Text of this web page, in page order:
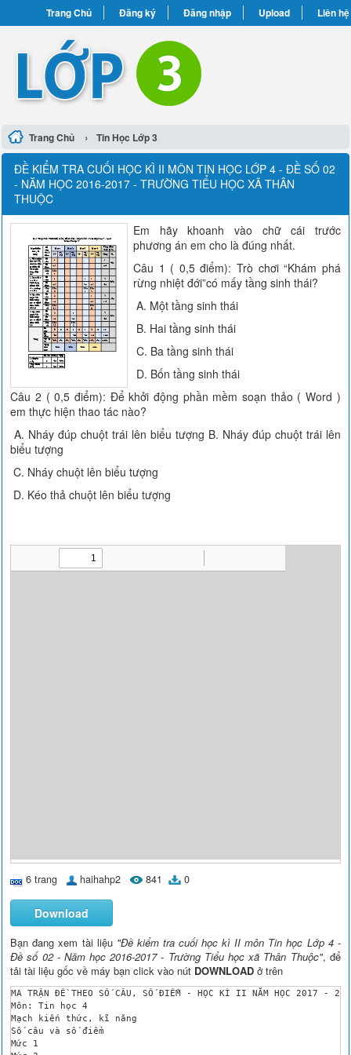
Trang Chủ Đăng ký Đăng nhập Upload Liên hệ
Trang Chủ › Tin Học Lớp 3
ĐỀ KIỂM TRA CUỐI HỌC KÌ II MÔN TIN HỌC LỚP 4 - ĐỀ SỐ 02
- NĂM HỌC 2016-2017 - TRƯỜNG TIỂU HỌC XÃ THÂN
THUỘC
Em hãy khoanh vào chữ cái trước
phương án em cho là đúng nhất.
Câu 1 ( 0,5 điểm): Trò chơi “Khám phá
rừng nhiệt đới”có mấy tầng sinh thái?
A. Một tầng sinh thái
B. Hai tầng sinh thái
C. Ba tầng sinh thái
D. Bốn tầng sinh thái
Câu 2 ( 0,5 điểm): Để khởi động phần mềm soạn thảo ( Word )
em thực hiện thao tác nào?
A. Nháy đúp chuột trái lên biểu tượng B. Nháy đúp chuột trái lên
biểu tượng
C. Nháy chuột lên biểu tượng
D. Kéo thả chuột lên biểu tượng
6 trang haihahp2 841 0
Download
Bạn đang xem tài liệu "Đề kiểm tra cuối học kì II môn Tin học Lớp 4 -
Đề số 02 - Năm học 2016-2017 - Trường Tiểu học xã Thân Thuộc", để
tải tài liệu gốc về máy bạn click vào nút DOWNLOAD ở trên
MA TRẬN ĐỀ THEO SỐ CÂU, SỐ ĐIỂM - HỌC KÌ II NĂM HỌC 2017 -
Môn: Tin học 4
Mạch kiến thức, kĩ năng
Số câu và số điểm
Mức 1